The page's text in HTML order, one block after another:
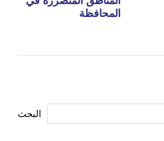
المحافظة
البحث